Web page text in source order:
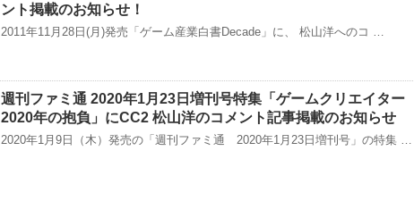
ント掲載のお知らせ！
2011年11月28日(月)発売「ゲーム産業白書Decade」に、 松山洋へのコ …
週刊ファミ通 2020年1月23日増刊号特集「ゲームクリエイター
2020年の抱負」にCC2 松山洋のコメント記事掲載のお知らせ
2020年1月9日（木）発売の「週刊ファミ通 2020年1月23日増刊号」の特集 …